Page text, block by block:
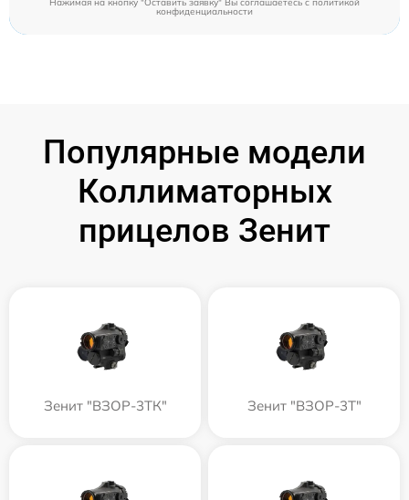
Нажимая на кнопку "Оставить заявку" Вы соглашаетесь c политикой
конфиденциальности
Популярные модели
Коллиматорных
прицелов Зенит
Зенит "ВЗОР-3ТК" Зенит "ВЗОР-3Т"